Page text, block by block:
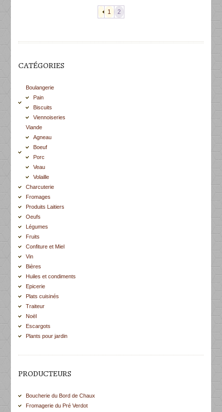
1 2
CATÉGORIES
Boulangerie
Pain
Biscuits
Viennoiseries
Viande
Agneau
Boeuf
Porc
Veau
Volaille
Charcuterie
Fromages
Produits Laitiers
Oeufs
Légumes
Fruits
Confiture et Miel
Vin
Bières
Huiles et condiments
Epicerie
Plats cuisinés
Traiteur
Noël
Escargots
Plants pour jardin
PRODUCTEURS
Boucherie du Bord de Chaux
Fromagerie du Pré Verdot